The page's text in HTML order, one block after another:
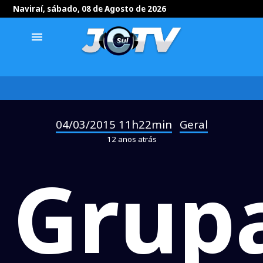
Naviraí, sábado, 08 de Agosto de 2026
menu
04/03/2015 11h22min Geral
12 anos atrás